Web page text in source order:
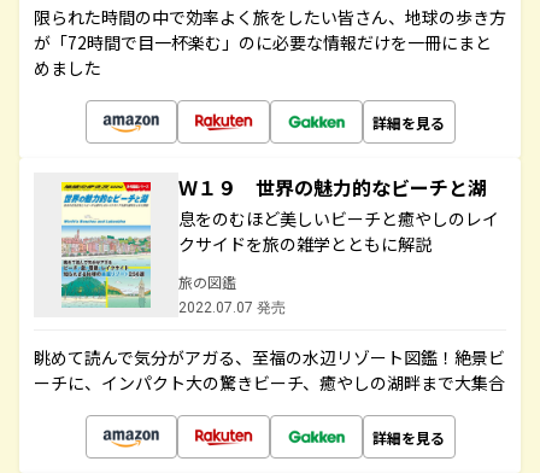
限られた時間の中で効率よく旅をしたい皆さん、地球の歩き方
が「72時間で目一杯楽む」のに必要な情報だけを一冊にまと
めました
詳細を見る
Ｗ１９ 世界の魅力的なビーチと湖
息をのむほど美しいビーチと癒やしのレイ
クサイドを旅の雑学とともに解説
旅の図鑑
2022.07.07 発売
眺めて読んで気分がアガる、至福の水辺リゾート図鑑！絶景ビ
ーチに、インパクト大の驚きビーチ、癒やしの湖畔まで大集合
詳細を見る